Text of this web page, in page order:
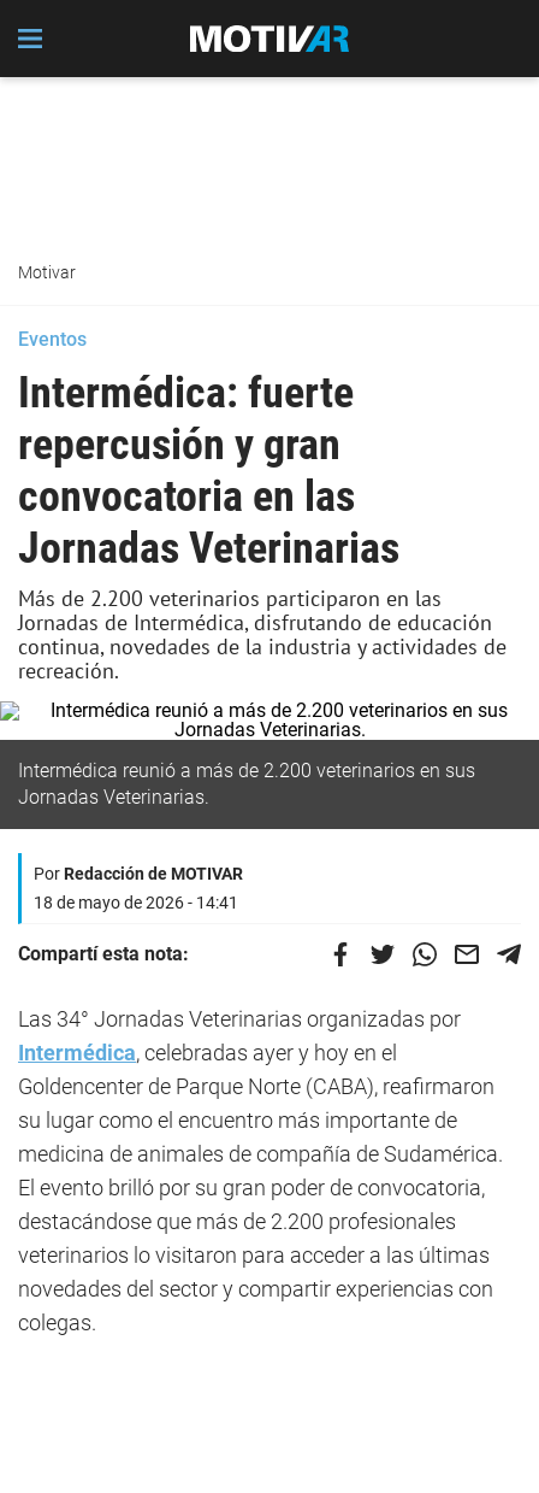
Motivar
Eventos
Intermédica: fuerte
repercusión y gran
convocatoria en las
Jornadas Veterinarias
Más de 2.200 veterinarios participaron en las
Jornadas de Intermédica, disfrutando de educación
continua, novedades de la industria y actividades de
recreación.
Intermédica reunió a más de 2.200 veterinarios en sus
Jornadas Veterinarias.
PorRedacción de MOTIVAR
18 de mayo de 2026 - 14:41
Compartí esta nota:
Las 34° Jornadas Veterinarias organizadas por
Intermédica, celebradas ayer y hoy en el
Goldencenter de Parque Norte (CABA), reafirmaron
su lugar como el encuentro más importante de
medicina de animales de compañía de Sudamérica.
El evento brilló por su gran poder de convocatoria,
destacándose que más de 2.200 profesionales
veterinarios lo visitaron para acceder a las últimas
novedades del sector y compartir experiencias con
colegas.